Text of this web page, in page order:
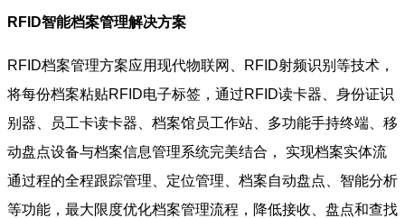
RFID智能档案管理解决方案
RFID档案管理方案应用现代物联网、RFID射频识别等技术，
将每份档案粘贴RFID电子标签，通过RFID读卡器、身份证识
别器、员工卡读卡器、档案馆员工作站、多功能手持终端、移
动盘点设备与档案信息管理系统完美结合， 实现档案实体流
通过程的全程跟踪管理、定位管理、档案自动盘点、智能分析
等功能，最大限度优化档案管理流程，降低接收、盘点和查找